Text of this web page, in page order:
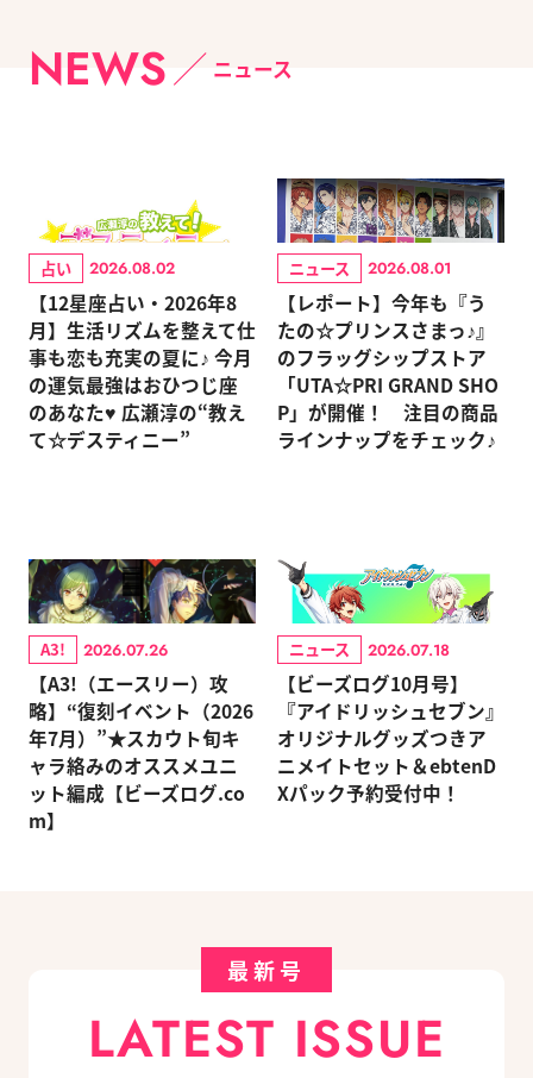
NEWS ニュース
占い 2026.08.02
【12星座占い・2026年8
月】生活リズムを整えて仕
事も恋も充実の夏に♪ 今月
の運気最強はおひつじ座
のあなた♥ 広瀬淳の“教え
て☆デスティニー”
ニュース 2026.08.01
【レポート】今年も『う
たの☆プリンスさまっ♪』
のフラッグシップストア
「UTA☆PRI GRAND SHO
P」が開催！ 注目の商品
ラインナップをチェック♪
A3! 2026.07.26
【A3!（エースリー）攻
略】“復刻イベント（2026
年7月）”★スカウト旬キ
ャラ絡みのオススメユニ
ット編成【ビーズログ.co
m】
ニュース 2026.07.18
【ビーズログ10月号】
『アイドリッシュセブン』
オリジナルグッズつきア
ニメイトセット＆ebtenD
Xパック予約受付中！
最新号
LATEST ISSUE